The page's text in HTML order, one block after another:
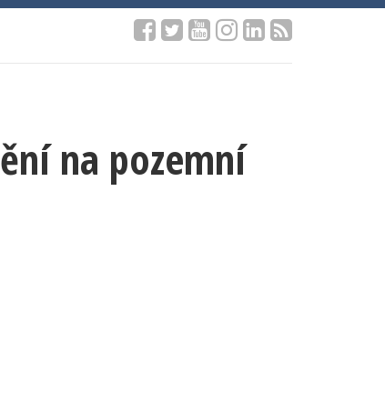
na pozemní